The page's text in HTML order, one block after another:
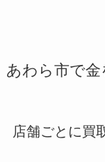
あわら市で
店舗ごとに買